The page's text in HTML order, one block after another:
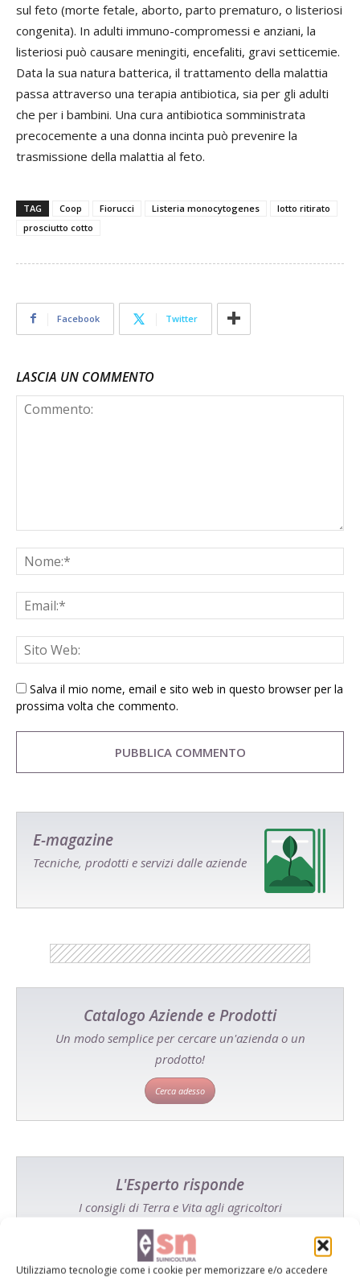
Utilizziamo tecnologie come i cookie per memorizzare e/o accedere
sul feto (morte fetale, aborto, parto prematuro, o listeriosi
congenita). In adulti immuno-compromessi e anziani, la
listeriosi può causare meningiti, encefaliti, gravi setticemie.
Data la sua natura batterica, il trattamento della malattia
passa attraverso una terapia antibiotica, sia per gli adulti
che per i bambini. Una cura antibiotica somministrata
precocemente a una donna incinta può prevenire la
trasmissione della malattia al feto.
TAG Coop Fiorucci Listeria monocytogenes
lotto ritirato
prosciutto cotto
Facebook Twitter
LASCIA UN COMMENTO
Salva il mio nome, email e sito web in questo browser per la
prossima volta che commento.
E-magazine
Tecniche, prodotti e servizi dalle aziende
Catalogo Aziende e Prodotti
Un modo semplice per cercare un'azienda o un
prodotto!
Cerca adesso
L'Esperto risponde
I consigli di Terra e Vita agli agricoltori
Cerca adesso